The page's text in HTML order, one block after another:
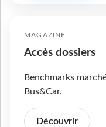
MAGAZINE
Accès dossiers
Benchmarks
Bus&Car.
Découvrir